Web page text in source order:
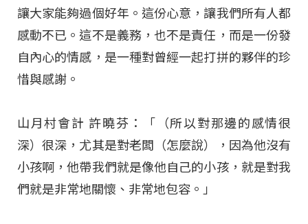
讓大家能夠過個好年。這份心意，讓我們所有人都
感動不已。這不是義務，也不是責任，而是一份發
自內心的情感，是一種對曾經一起打拼的夥伴的珍
惜與感謝。
山月村會計 許曉芬：「（所以對那邊的感情很
深）很深，尤其是對老闆（怎麼說），因為他沒有
小孩啊，他帶我們就是像他自己的小孩，就是對我
們就是非常地關懷、非常地包容。」